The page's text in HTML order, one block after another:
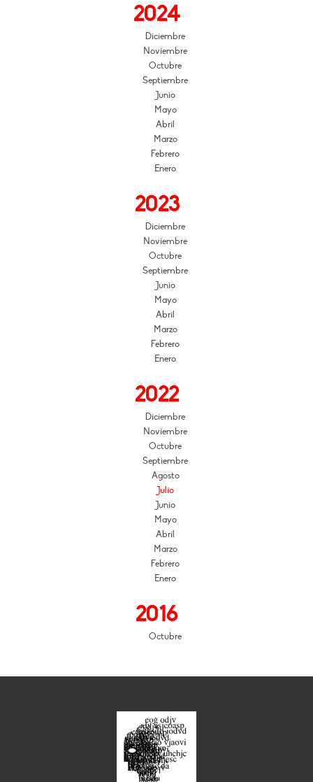
2024
Diciembre
Noviembre
Octubre
Septiembre
Junio
Mayo
Abril
Marzo
Febrero
Enero
2023
Diciembre
Noviembre
Octubre
Septiembre
Junio
Mayo
Abril
Marzo
Febrero
Enero
2022
Diciembre
Noviembre
Octubre
Septiembre
Agosto
Julio
Junio
Mayo
Abril
Marzo
Febrero
Enero
2016
Octubre